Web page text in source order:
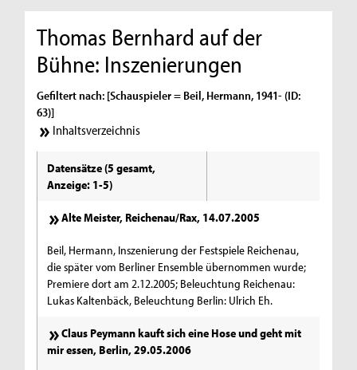
Thomas Bernhard auf der
Bühne: Inszenierungen
Gefiltert nach: [Schauspieler = Beil, Hermann, 1941- (ID:
63)]
Inhaltsverzeichnis
Datensätze (5 gesamt,
Anzeige: 1-5)
Alte Meister, Reichenau/Rax, 14.07.2005
Beil, Hermann, Inszenierung der Festspiele Reichenau,
die später vom Berliner Ensemble übernommen wurde;
Premiere dort am 2.12.2005; Beleuchtung Reichenau:
Lukas Kaltenbäck, Beleuchtung Berlin: Ulrich Eh.
Claus Peymann kauft sich eine Hose und geht mit
mir essen, Berlin, 29.05.2006